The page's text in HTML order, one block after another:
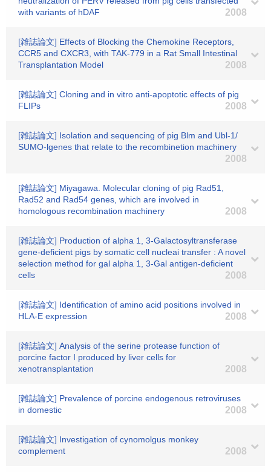
with variants of hDAF
2008
[雑誌論文] Effects of Blocking the Chemokine Receptors,
CCR5 and CXCR3, with TAK-779 in a Rat Small Intestinal
Transplantation Model
2008
[雑誌論文] Cloning and in vitro anti-apoptotic effects of pig
FLIPs
2008
[雑誌論文] Isolation and sequencing of pig Blm and Ubl-1/
SUMO-lgenes that relate to the recombinetion machinery
2008
[雑誌論文] Miyagawa. Molecular cloning of pig Rad51,
Rad52 and Rad54 genes, which are involved in
homologous recombination machinery
2008
[雑誌論文] Production of alpha 1, 3-Galactosyltransferase
gene-deficient pigs by somatic cell nucleai transfer : A novel
selection method for gal alpha 1, 3-Gal antigen-deficient
cells
2008
[雑誌論文] Identification of amino acid positions involved in
HLA-E expression
2008
[雑誌論文] Analysis of the serine protease function of
porcine factor I produced by liver cells for
xenotransplantation
2008
[雑誌論文] Prevalence of porcine endogenous retroviruses
in domestic
2008
[雑誌論文] Investigation of cynomolgus monkey
complement
2008